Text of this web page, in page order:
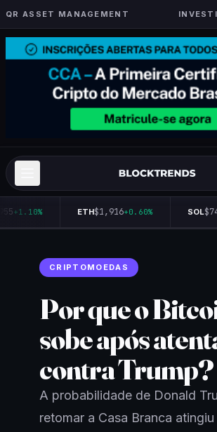
QR ASSET MANAGEMENT
+1.10% ETH$1,916+0.60% SOL
CRIPTOMOEDAS
Por que o
sobe após
contra Trump?
A probabilidade de Donald
retomar a Casa Branca atingiu